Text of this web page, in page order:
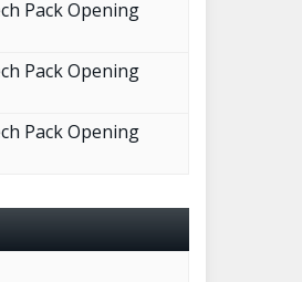
Pack Opening
Pack Opening
Pack Opening